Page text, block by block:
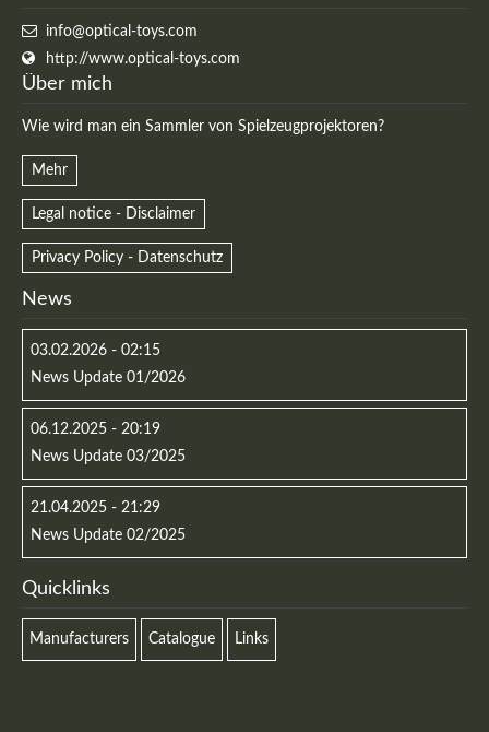
info@optical-toys.com
http://www.optical-toys.com
Über mich
Wie wird man ein Sammler von Spielzeugprojektoren?
Mehr
Legal notice - Disclaimer
Privacy Policy - Datenschutz
News
03.02.2026 - 02:15
News Update 01/2026
06.12.2025 - 20:19
News Update 03/2025
21.04.2025 - 21:29
News Update 02/2025
Quicklinks
Manufacturers Catalogue Links